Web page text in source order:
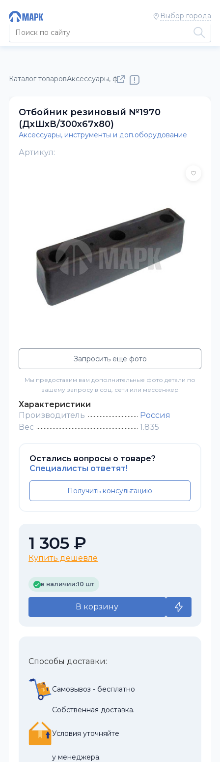
Выбор города
Каталог товаровАксессуары, фонари, фитинги, метизы
Отбойник резиновый №1970
(ДхШхВ/300х67х80)
Аксессуары, инструменты и доп.оборудование
Артикул:
Запросить еще фото
Мы предоставим вам дополнительные фото детали по
вашему запросу в соц. сети или мессенжер
Характеристики
Производитель
Россия
Вес
1.835
Остались вопросы о товаре?
Специалисты ответят!
Получить консультацию
1 305 ₽
Купить дешевле
в наличии:10 шт
В корзину
Способы доставки:
Самовывоз - бесплатно
Собственная доставка.
Условия уточняйте
у менеджера.